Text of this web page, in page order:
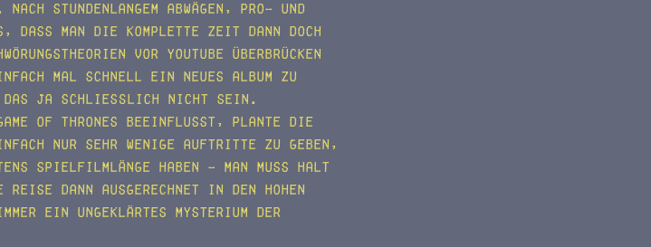
stundenlangem Abwägen, Pro- und
dass man die komplette Zeit dann doch
vor YouTube überbrücken
mal schnell ein neues Album zu
das ja schließlich nicht sein.
of Thrones beeinflusst, plante die
nur sehr wenige Auftritte zu geben,
Spielfilmlänge haben – man muss halt
Reise dann ausgerechnet in den hohen
ein ungeklärtes Mysterium der